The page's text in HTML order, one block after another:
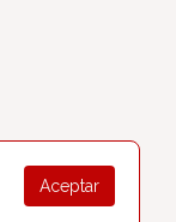
Aceptar